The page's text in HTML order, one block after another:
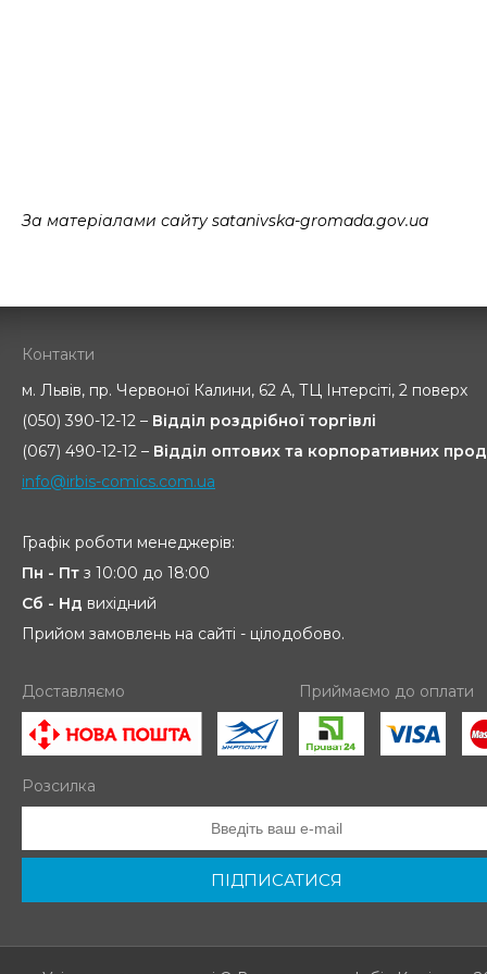
За матеріалами сайту satanivska-gromada.gov.ua
Контакти
м. Львів, пр. Червоної Калини, 62 А, ТЦ Інтерсіті, 2 поверх
(050) 390-12-12 – Відділ роздрібної торгівлі
(067) 490-12-12 – Відділ оптових та корпоративних
info@irbis-comics.com.ua
Графік роботи менеджерів:
Пн - Пт з 10:00 до 18:00
Сб - Нд вихідний
Прийом замовлень на сайті - цілодобово.
Доставляємо Приймаємо до оплати
Розсилка
ПІДПИСАТИСЯ